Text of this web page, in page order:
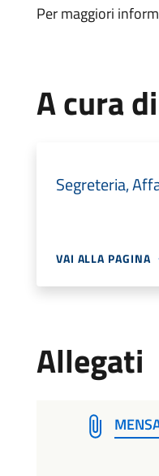
Per maggiori
A cura di
Segreteria,
VAI ALLA PAGINA
Allegati